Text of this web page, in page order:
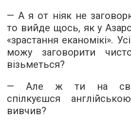
— А я от ніяк не
то вийде щось, як у
«зрастання еканомікі».
можу заговорити
візьметься?
— Але ж ти на
спілкуєшся
вивчив?